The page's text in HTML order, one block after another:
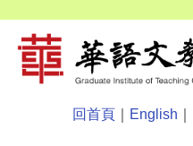
回首頁 English